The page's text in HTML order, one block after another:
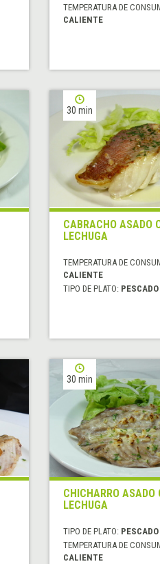
TEMPERATURA DE
CALIENTE
30 min
CABRACHO ASADO
LECHUGA
TEMPERATURA DE
CALIENTE
TIPO DE PLATO: PESCADO
30 min
CHICHARRO ASADO
LECHUGA
TIPO DE PLATO: PESCADO
TEMPERATURA DE
CALIENTE